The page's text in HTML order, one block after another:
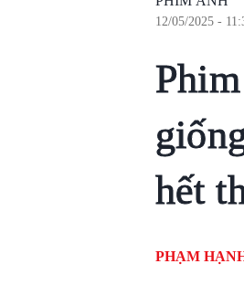
12/05/2025 -
hết
PHẠM